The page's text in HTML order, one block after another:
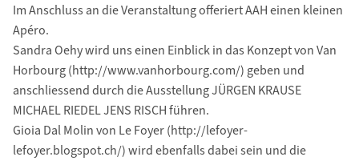
Im Anschluss an die Veranstaltung offeriert AAH einen kleinen
Apéro.
Sandra Oehy wird uns einen Einblick in das Konzept von Van
Horbourg (http://www.vanhorbourg.com/) geben und
anschliessend durch die Ausstellung JÜRGEN KRAUSE
MICHAEL RIEDEL JENS RISCH führen.
Gioia Dal Molin von Le Foyer (http://lefoyer-
lefoyer.blogspot.ch/) wird ebenfalls dabei sein und die